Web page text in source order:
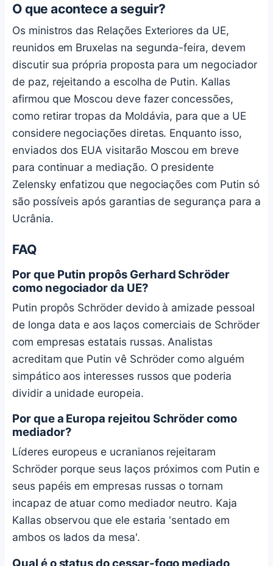
O que acontece a seguir?
Os ministros das Relações Exteriores da UE,
reunidos em Bruxelas na segunda-feira, devem
discutir sua própria proposta para um negociador
de paz, rejeitando a escolha de Putin. Kallas
afirmou que Moscou deve fazer concessões,
como retirar tropas da Moldávia, para que a UE
considere negociações diretas. Enquanto isso,
enviados dos EUA visitarão Moscou em breve
para continuar a mediação. O presidente
Zelensky enfatizou que negociações com Putin só
são possíveis após garantias de segurança para a
Ucrânia.
FAQ
Por que Putin propôs Gerhard Schröder
como negociador da UE?
Putin propôs Schröder devido à amizade pessoal
de longa data e aos laços comerciais de Schröder
com empresas estatais russas. Analistas
acreditam que Putin vê Schröder como alguém
simpático aos interesses russos que poderia
dividir a unidade europeia.
Por que a Europa rejeitou Schröder como
mediador?
Líderes europeus e ucranianos rejeitaram
Schröder porque seus laços próximos com Putin e
seus papéis em empresas russas o tornam
incapaz de atuar como mediador neutro. Kaja
Kallas observou que ele estaria 'sentado em
ambos os lados da mesa'.
Qual é o status do cessar-fogo mediado